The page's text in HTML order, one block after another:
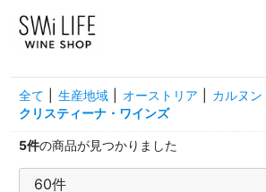
全て 生産地域 オーストリア カルヌン
クリスティーナ・ワインズ
5件の商品が見つかりました